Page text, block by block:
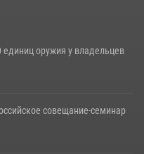
оружия у владельцев
совещание-семинар